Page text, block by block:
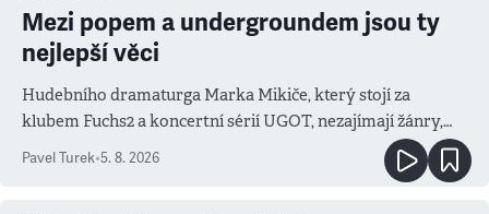
Mezi popem a undergroundem jsou ty
nejlepší věci
Hudebního dramaturga Marka Mikiče, který stojí za
klubem Fuchs2 a koncertní sérií UGOT, nezajímají žánry,
ale atmosféra
Pavel Turek•5. 8. 2026